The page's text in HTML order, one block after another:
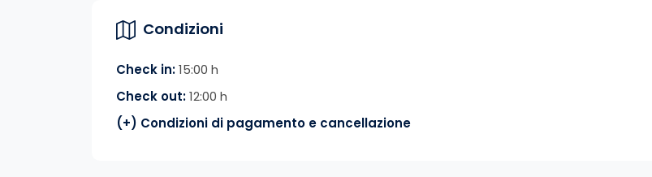
Condizioni
Check in:15:00 h
Check out:12:00 h
(+) Condizioni di pagamento e cancellazione